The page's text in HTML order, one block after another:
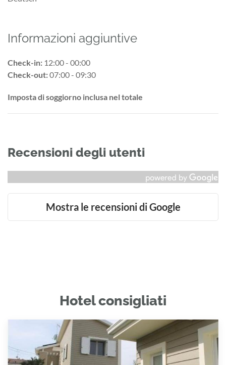
Informazioni aggiuntive
Check-in: 12:00 - 00:00
Check-out:07:00 - 09:30
Imposta di soggiorno inclusa nel totale
Recensioni degli utenti
Mostra le recensioni di Google
Hotel consigliati